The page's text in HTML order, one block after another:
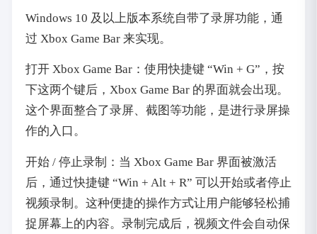
Windows 10 及以上版本系统自带了录屏功能，通
过 Xbox Game Bar 来实现。
打开 Xbox Game Bar：使用快捷键 “Win + G”，按
下这两个键后，Xbox Game Bar 的界面就会出现。
这个界面整合了录屏、截图等功能，是进行录屏操
作的入口。
开始 / 停止录制：当 Xbox Game Bar 界面被激活
后，通过快捷键 “Win + Alt + R” 可以开始或者停止
视频录制。这种便捷的操作方式让用户能够轻松捕
捉屏幕上的内容。录制完成后，视频文件会自动保